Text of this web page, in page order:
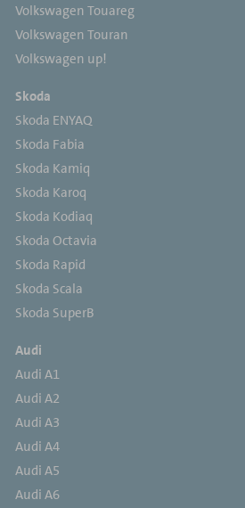
Volkswagen Touareg
Volkswagen Touran
Volkswagen up!
Skoda
Skoda ENYAQ
Skoda Fabia
Skoda Kamiq
Skoda Karoq
Skoda Kodiaq
Skoda Octavia
Skoda Rapid
Skoda Scala
Skoda SuperB
Audi
Audi A1
Audi A2
Audi A3
Audi A4
Audi A5
Audi A6